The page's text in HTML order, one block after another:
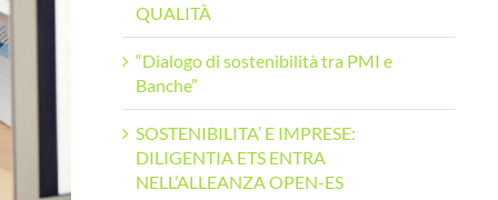
QUALITÀ
“Dialogo di sostenibilità tra PMI e
Banche”
SOSTENIBILITA’ E IMPRESE:
DILIGENTIA ETS ENTRA
NELL’ALLEANZA OPEN-ES